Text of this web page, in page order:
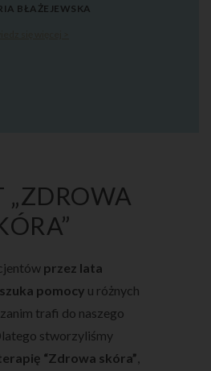
BŁAŻEJEWSKA
„ZDROWA
przez lata
pomocy u różnych
trafi do naszego
stworzyliśmy
“Zdrowa skóra”